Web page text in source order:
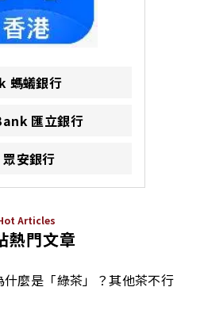
螞蟻銀行
匯立銀行
安銀行
Articles
熱門文章
什麼是「綠茶」？其他茶不行